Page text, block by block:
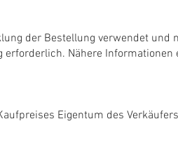
der Bestellung verwendet und
Nähere Informationen
Eigentum des